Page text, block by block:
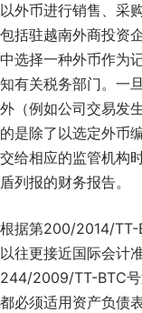
以外币进行销售、采
包括驻越南外商投资
中选择一种外币作为
知有关税务部门。一
外（例如公司交易发
的是除了以选定外币
交给相应的监管机构
盾列报的财务报告。
根据第200/2014/TT-
以往更接近国际会计
244/2009/TT-BTC号
都必须适用资产负债